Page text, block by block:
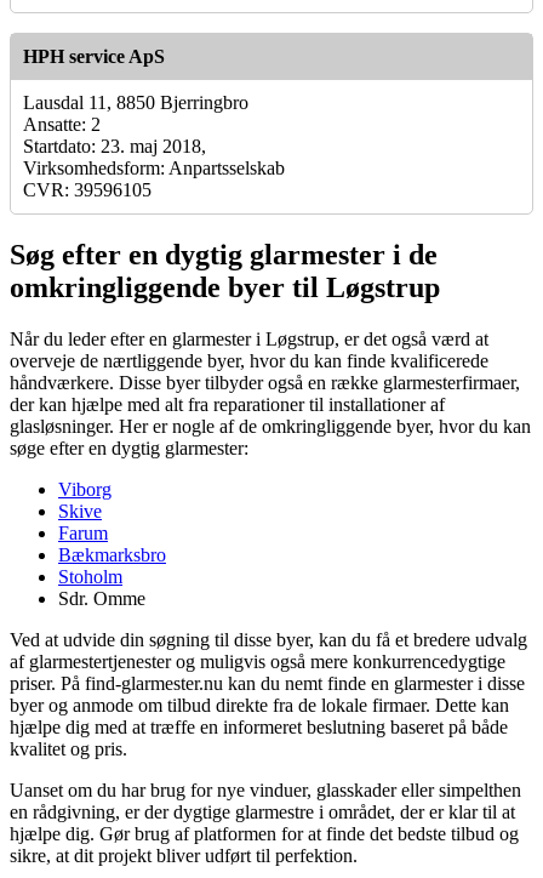
HPH service ApS
Lausdal 11, 8850 Bjerringbro
Ansatte: 2
Startdato: 23. maj 2018,
Virksomhedsform: Anpartsselskab
CVR: 39596105
Søg efter en dygtig glarmester i de
omkringliggende byer til Løgstrup
Når du leder efter en glarmester i Løgstrup, er det også værd at
overveje de nærtliggende byer, hvor du kan finde kvalificerede
håndværkere. Disse byer tilbyder også en række glarmesterfirmaer,
der kan hjælpe med alt fra reparationer til installationer af
glasløsninger. Her er nogle af de omkringliggende byer, hvor du kan
søge efter en dygtig glarmester:
Viborg
Skive
Farum
Bækmarksbro
Stoholm
Sdr. Omme
Ved at udvide din søgning til disse byer, kan du få et bredere udvalg
af glarmestertjenester og muligvis også mere konkurrencedygtige
priser. På find-glarmester.nu kan du nemt finde en glarmester i disse
byer og anmode om tilbud direkte fra de lokale firmaer. Dette kan
hjælpe dig med at træffe en informeret beslutning baseret på både
kvalitet og pris.
Uanset om du har brug for nye vinduer, glasskader eller simpelthen
en rådgivning, er der dygtige glarmestre i området, der er klar til at
hjælpe dig. Gør brug af platformen for at finde det bedste tilbud og
sikre, at dit projekt bliver udført til perfektion.